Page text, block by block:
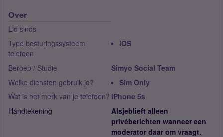
Over
Lid sinds
Type besturingssysteem
telefoon
iOS
Beroep / Studie
Simyo Social Team
Welke diensten gebruik je?
Sim Only
Wat is het merk van je telefoon? iPhone 5s
Handtekening
Alsjeblieft alleen
privéberichten wanneer een
moderator daar om vraagt.